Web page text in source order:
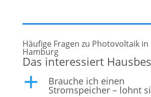
Häufige Fragen zu Photovoltaik in
Hamburg
Das interessiert
a Brauche ich einen
Stromspeicher – lohnt